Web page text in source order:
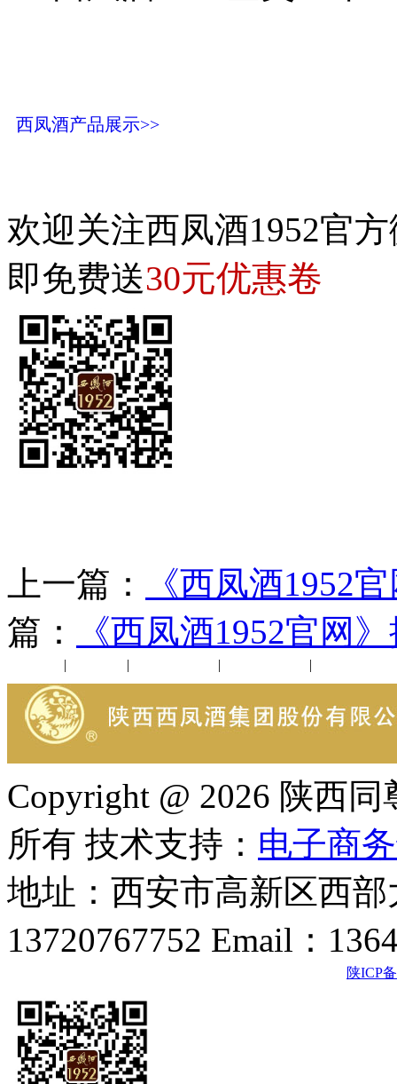
西凤酒产品展示>>
欢迎关注西凤酒1952官
即免费送30元优惠卷
上一篇：
《西凤酒1952
篇：
《西凤酒1952官网
| | | |
Copyright @ 2026 陕西
所有 技术支持： 电子商
地址：西安市高新区西
13720767752 Email：
陕ICP